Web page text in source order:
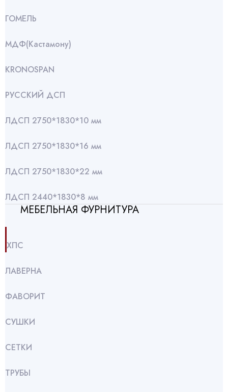
ГОМЕЛЬ
МДФ(Кастамону)
KRONOSPAN
РУССКИЙ ДСП
ЛДСП 2750*1830*10 мм
ЛДСП 2750*1830*16 мм
ЛДСП 2750*1830*22 мм
ЛДСП 2440*1830*8 мм
МЕБЕЛЬНАЯ ФУРНИТУРА
ХПС
ЛАВЕРНА
ФАВОРИТ
СУШКИ
СЕТКИ
ТРУБЫ